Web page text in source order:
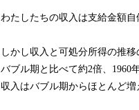
わたしたちの収入は支給金額自
しかし収入と可処分所得の推
バブル期と比べて約2倍、1960
収入はバブル期からほとんど増